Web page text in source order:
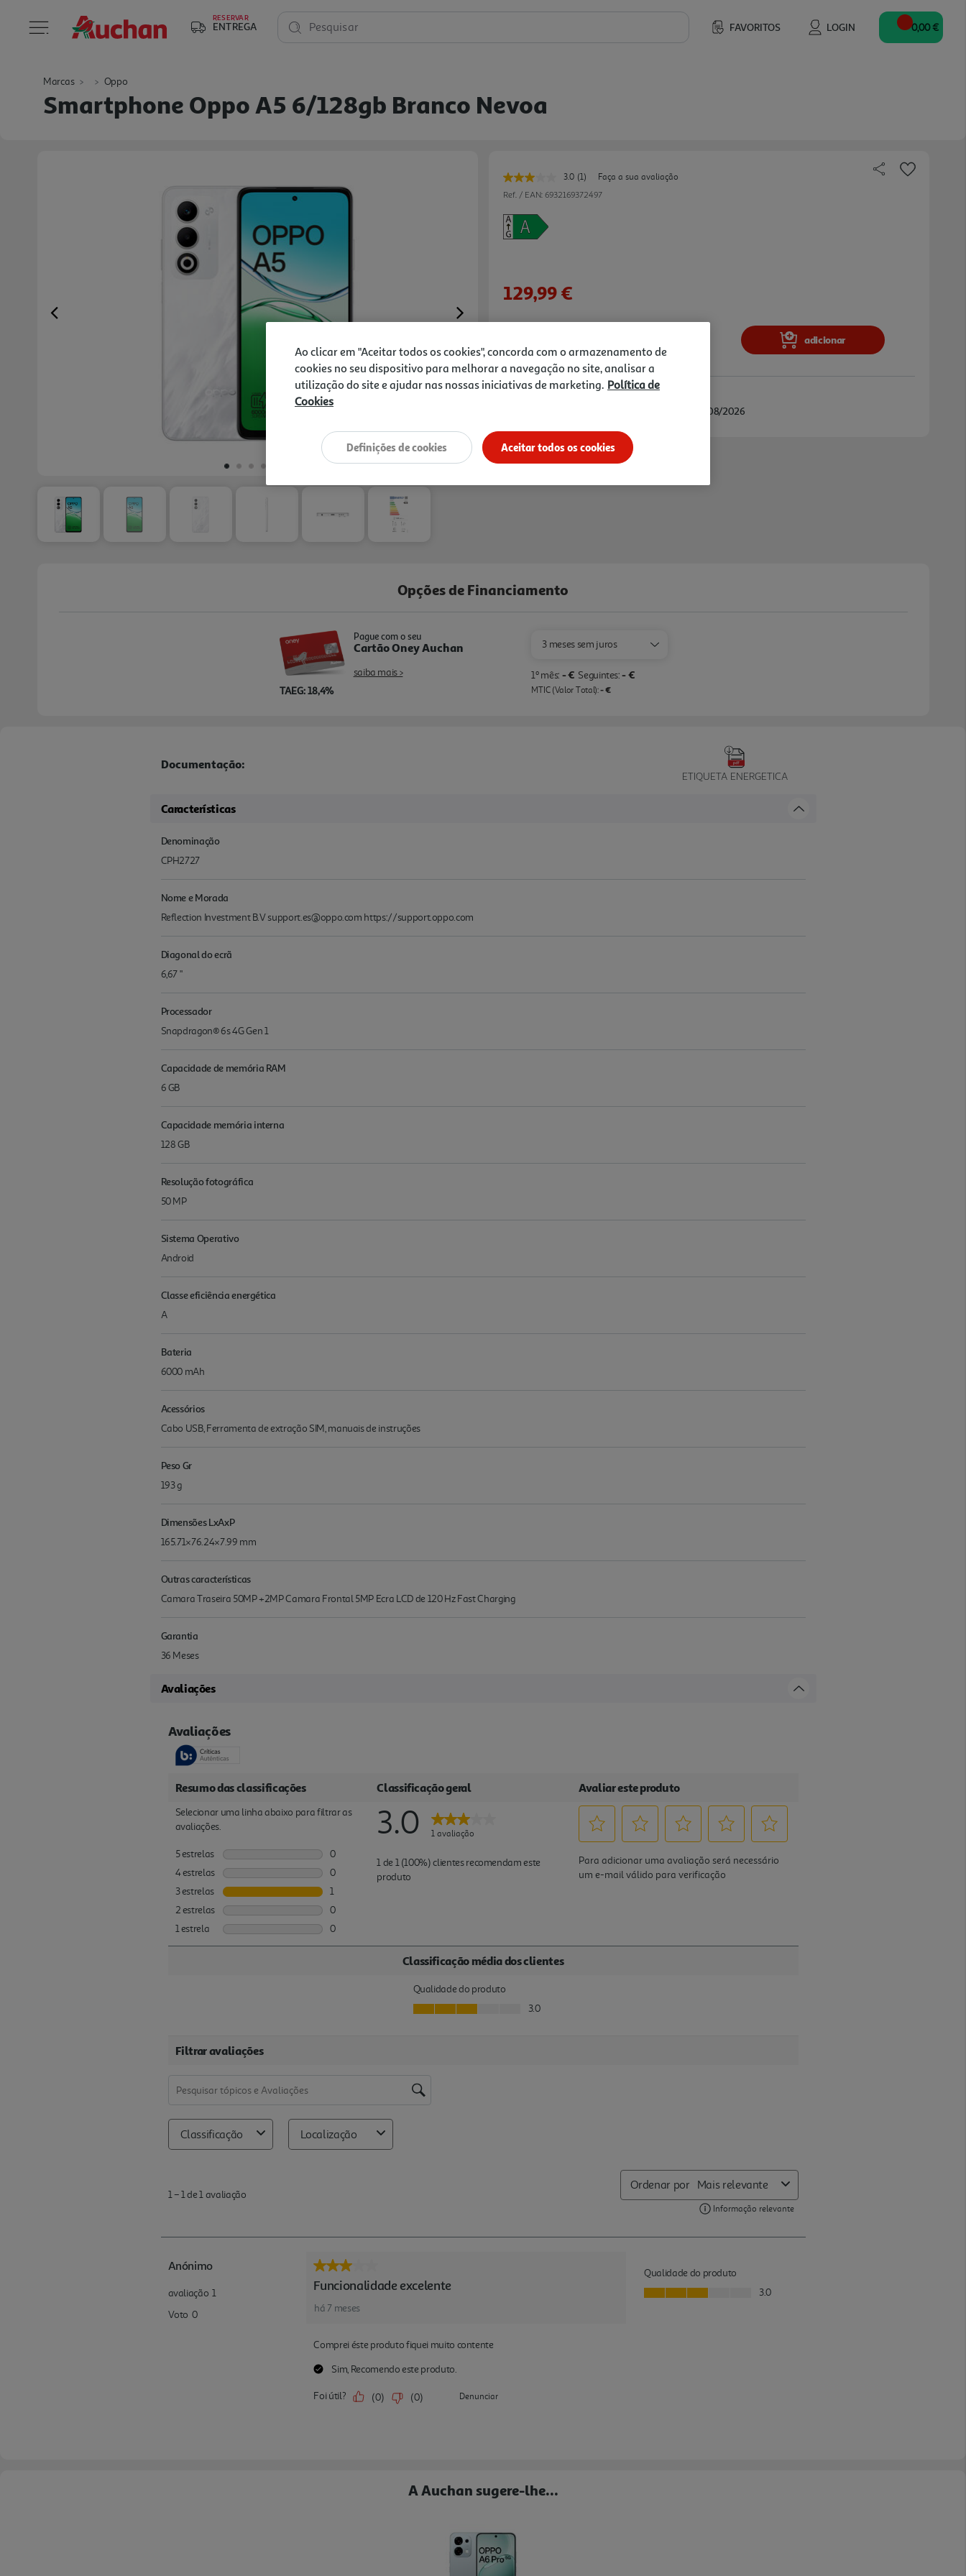
RESERVAR
ENTREGA FAVORITOS LOGIN
Pesquisar 0,00 €
Marcas Oppo
Smartphone Oppo A5 6/128gb Branco Nevoa
Previous Next
3.0 Leu
uma
(1)
Faça a sua avaliação
Ref. / EAN: 6932169372497
129,99 €
adicionar
12/08/2026 e 13/08/2026
Opções de Financiamento
TAEG: 18,4%
Pague com o seu
Cartão Oney Auchan
saiba mais >
3 meses sem juros
1º mês: - € Seguintes: - €
MTIC (Valor Total):- €
Documentação:
ETIQUETA ENERGETICA
Características
Denominação
CPH2727
Nome e Morada
Reflection Investment B.V support.es@oppo.com https://support.oppo.com
Diagonal do ecrã
6,67 "
Processador
Snapdragon® 6s 4G Gen 1
Capacidade de memória RAM
6 GB
Capacidade memória interna
128 GB
Resolução fotográfica
50 MP
Sistema Operativo
Android
Classe eficiência energética
A
Bateria
6000 mAh
Acessórios
Cabo USB, Ferramenta de extração SIM, manuais de instruções
Peso Gr
193 g
Dimensões LxAxP
165.71×76.24×7.99 mm
Outras características
Camara Traseira 50MP +2MP Camara Frontal 5MP Ecra LCD de 120 Hz Fast Charging
Garantia
36 Meses
Avaliações
A Auchan sugere-lhe...
Ao clicar em "Aceitar todos os cookies", concorda com o armazenamento de
cookies no seu dispositivo para melhorar a navegação no site, analisar a
utilização do site e ajudar nas nossas iniciativas de marketing. Política de
Cookies
Aceitar todos os cookies
Definições de cookies